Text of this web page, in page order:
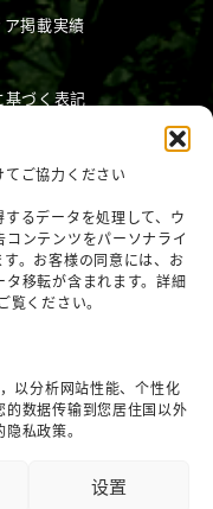
てご協力ください
るデータを処理して、ウ
ンテンツをパーソナライ
。お客様の同意には、お
移転が含まれます。詳細
覧ください。
以分析网站性能、个性化
的数据传输到您居住国以外
私政策。
设置
ア掲載実績
基づく表記
フ募集